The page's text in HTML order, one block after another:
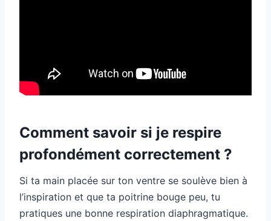
Comment savoir si je respire
profondément correctement ?
Si ta main placée sur ton ventre se soulève bien à
l’inspiration et que ta poitrine bouge peu, tu
pratiques une bonne respiration diaphragmatique.